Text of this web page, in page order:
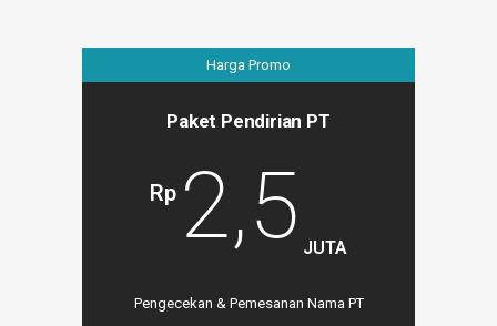
Harga Promo
Paket Pendirian PT
Rp 2,5 JUTA
Pengecekan & Pemesanan Nama PT